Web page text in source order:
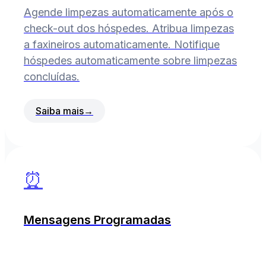
Agende limpezas automaticamente após o
check-out dos hóspedes. Atribua limpezas
a faxineiros automaticamente. Notifique
hóspedes automaticamente sobre limpezas
concluídas.
Saiba mais→
⏰
Mensagens Programadas